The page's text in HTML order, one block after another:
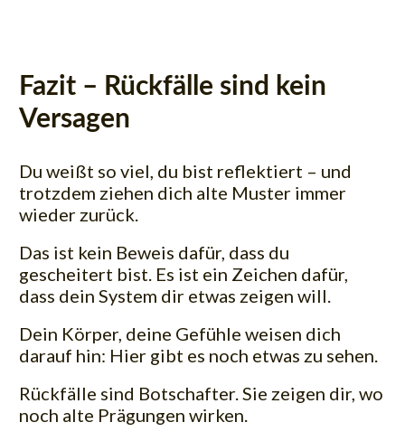
Fazit – Rückfälle sind kein
Versagen
Du weißt so viel, du bist reflektiert – und
trotzdem ziehen dich alte Muster immer
wieder zurück.
Das ist kein Beweis dafür, dass du
gescheitert bist. Es ist ein Zeichen dafür,
dass dein System dir etwas zeigen will.
Dein Körper, deine Gefühle weisen dich
darauf hin: Hier gibt es noch etwas zu sehen.
Rückfälle sind Botschafter. Sie zeigen dir, wo
noch alte Prägungen wirken.